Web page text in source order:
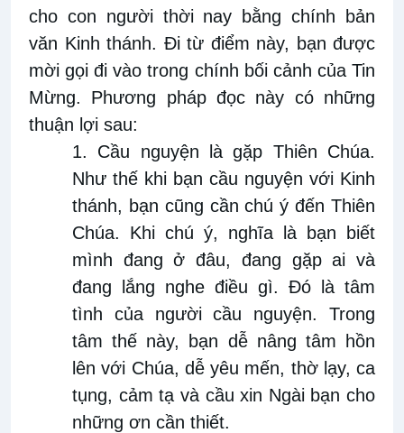
cho con người thời nay bằng chính bản
văn Kinh thánh. Đi từ điểm này, bạn được
mời gọi đi vào trong chính bối cảnh của Tin
Mừng. Phương pháp đọc này có những
thuận lợi sau:
1. Cầu nguyện là gặp Thiên Chúa.
Như thế khi bạn cầu nguyện với Kinh
thánh, bạn cũng cần chú ý đến Thiên
Chúa. Khi chú ý, nghĩa là bạn biết
mình đang ở đâu, đang gặp ai và
đang lắng nghe điều gì. Đó là tâm
tình của người cầu nguyện. Trong
tâm thế này, bạn dễ nâng tâm hồn
lên với Chúa, dễ yêu mến, thờ lạy, ca
tụng, cảm tạ và cầu xin Ngài bạn cho
những ơn cần thiết.